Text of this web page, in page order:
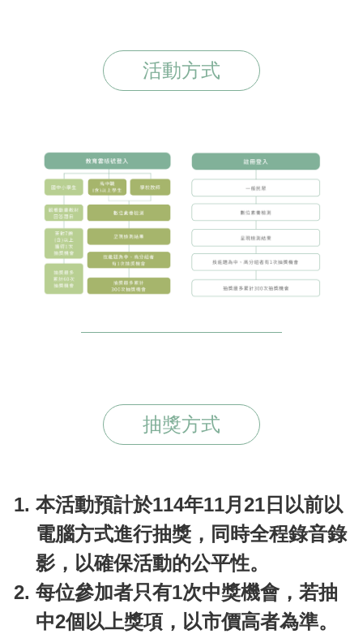
活動方式
抽獎方式
本活動預計於114年11月21日以前以
電腦方式進行抽獎，同時全程錄音錄
影，以確保活動的公平性。
每位參加者只有1次中獎機會，若抽
中2個以上獎項，以市價高者為準。